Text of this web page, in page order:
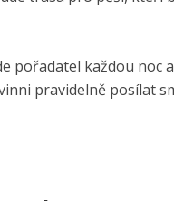
pořadatel každou noc
pravidelně posílat